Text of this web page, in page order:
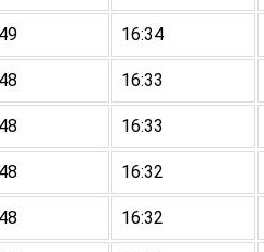
16:34
16:33
16:33
16:32
16:32